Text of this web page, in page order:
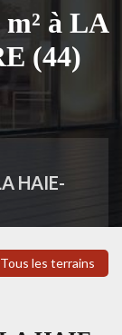
à LA
(44)
HAIE-
Tous les terrains